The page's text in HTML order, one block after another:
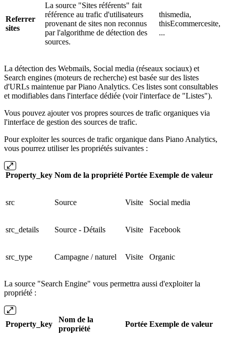
Referrer
sites
La source "Sites référents" fait
référence au trafic d'utilisateurs
provenant de sites non reconnus
par l'algorithme de détection des
sources.
thismedia,
thisEcommercesite,
...
La détection des Webmails, Social media (réseaux sociaux) et
Search engines (moteurs de recherche) est basée sur des listes
d'URLs maintenue par Piano Analytics. Ces listes sont consultables
et modifiables dans l'interface dédiée (voir l'interface de "Listes").
Vous pouvez ajouter vos propres sources de trafic organiques via
l'interface de gestion des sources de trafic.
Pour exploiter les sources de trafic organique dans Piano Analytics,
vous pourrez utiliser les propriétés suivantes :
Property_key Nom de la propriété Portée Exemple de valeur
src Source Visite Social media
src_details Source - Détails Visite Facebook
src_type Campagne / naturel Visite Organic
La source "Search Engine" vous permettra aussi d'exploiter la
propriété :
Property_key
Nom de la
propriété
Portée Exemple de valeur